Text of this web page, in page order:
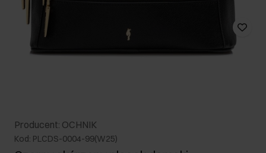
Producent: OCHNIK
Kod: PLCDS-0004-99(W25)